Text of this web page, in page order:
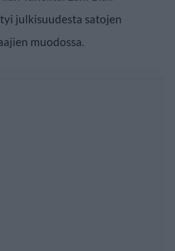
julkisuudesta satojen
muodossa.